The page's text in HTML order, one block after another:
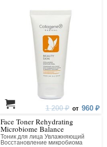
1 200 ₽ от 960 ₽
Face Toner Rehydrating
Microbiome Balance
Тоник для лица Увлажняющий
Восстановление микробиома